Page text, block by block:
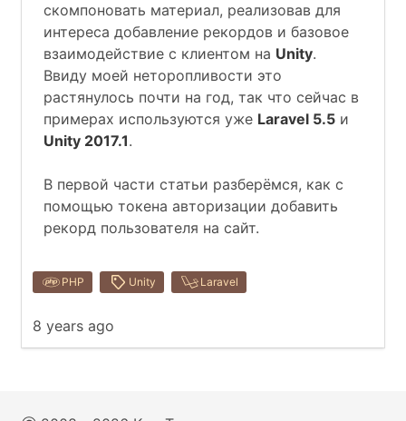
скомпоновать материал, реализовав для
интереса добавление рекордов и базовое
взаимодействие с клиентом на Unity.
Ввиду моей неторопливости это
растянулось почти на год, так что сейчас в
примерах используются уже Laravel 5.5 и
Unity 2017.1.
В первой части статьи разберёмся, как с
помощью токена авторизации добавить
рекорд пользователя на сайт.
PHP Unity Laravel
8 years ago